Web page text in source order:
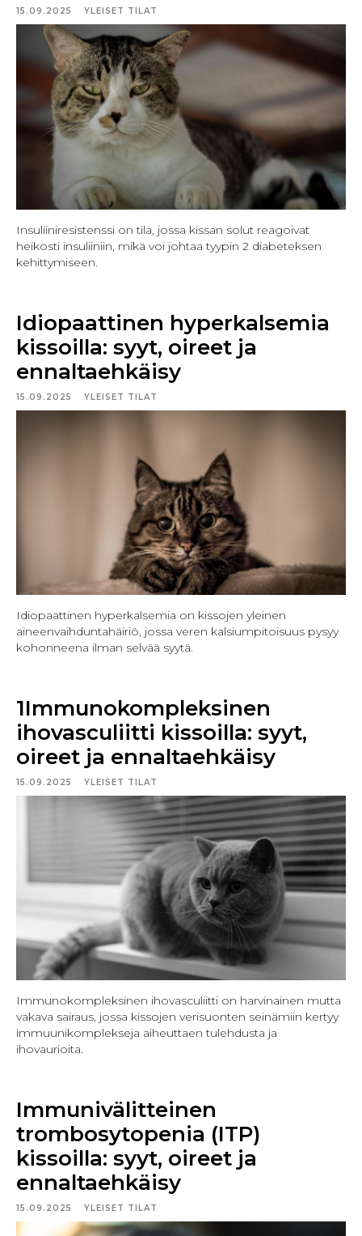
15.09.2025 YLEISET TILAT
Insuliiniresistenssi on tila, jossa kissan solut reagoivat
heikosti insuliiniin, mikä voi johtaa tyypin 2 diabeteksen
kehittymiseen.
Idiopaattinen hyperkalsemia
kissoilla: syyt, oireet ja
ennaltaehkäisy
15.09.2025 YLEISET TILAT
Idiopaattinen hyperkalsemia on kissojen yleinen
aineenvaihduntahäiriö, jossa veren kalsiumpitoisuus pysyy
kohonneena ilman selvää syytä.
1Immunokompleksinen
ihovasculiitti kissoilla: syyt,
oireet ja ennaltaehkäisy
15.09.2025 YLEISET TILAT
Immunokompleksinen ihovasculiitti on harvinainen mutta
vakava sairaus, jossa kissojen verisuonten seinämiin kertyy
immuunikomplekseja aiheuttaen tulehdusta ja
ihovaurioita.
Immunivälitteinen
trombosytopenia (ITP)
kissoilla: syyt, oireet ja
ennaltaehkäisy
15.09.2025 YLEISET TILAT